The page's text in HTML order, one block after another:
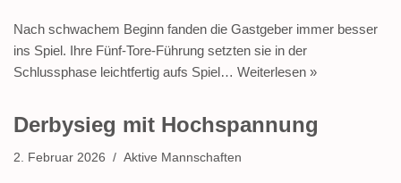
Nach schwachem Beginn fanden die Gastgeber immer besser
ins Spiel. Ihre Fünf-Tore-Führung setzten sie in der
Schlussphase leichtfertig aufs Spiel… Weiterlesen »
Derbysieg mit Hochspannung
2. Februar 2026 Aktive Mannschaften